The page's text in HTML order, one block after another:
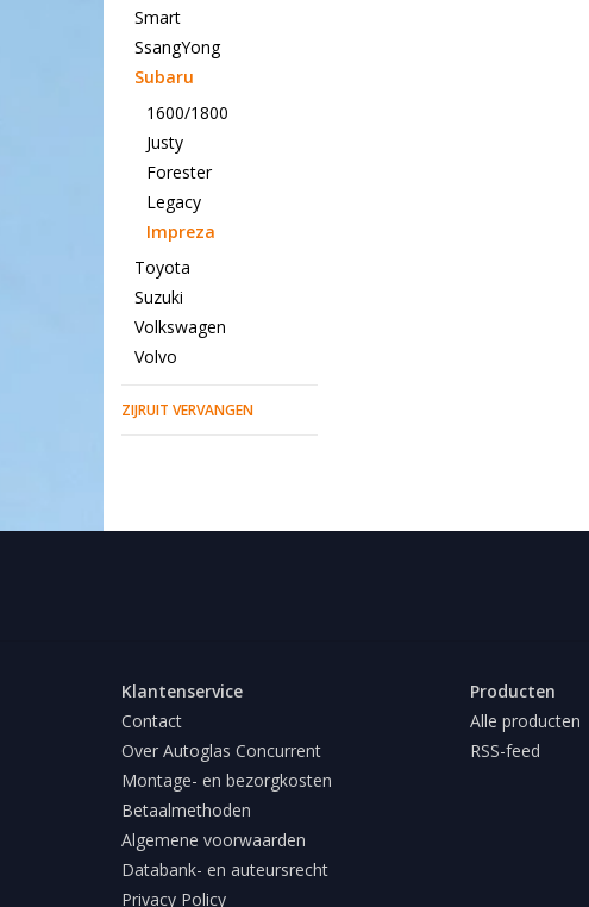
Smart
SsangYong
Subaru
1600/1800
Justy
Forester
Legacy
Impreza
Toyota
Suzuki
Volkswagen
Volvo
ZIJRUIT VERVANGEN
Klantenservice
Contact
Over Autoglas Concurrent
Montage- en bezorgkosten
Betaalmethoden
Algemene voorwaarden
Databank- en auteursrecht
Privacy Policy
Producten
Alle producten
RSS-feed